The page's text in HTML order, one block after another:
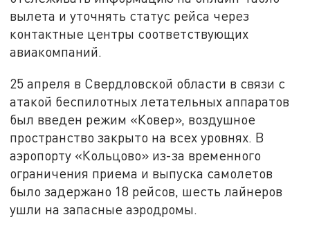
вылета и уточнять статус рейса через
контактные центры соответствующих
авиакомпаний.
25 апреля в Свердловской области в связи с
атакой беспилотных летательных аппаратов
был введен режим «Ковер», воздушное
пространство закрыто на всех уровнях. В
аэропорту «Кольцово» из-за временного
ограничения приема и выпуска самолетов
было задержано 18 рейсов, шесть лайнеров
ушли на запасные аэродромы.